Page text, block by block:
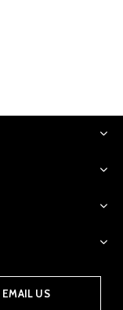
EMAIL US